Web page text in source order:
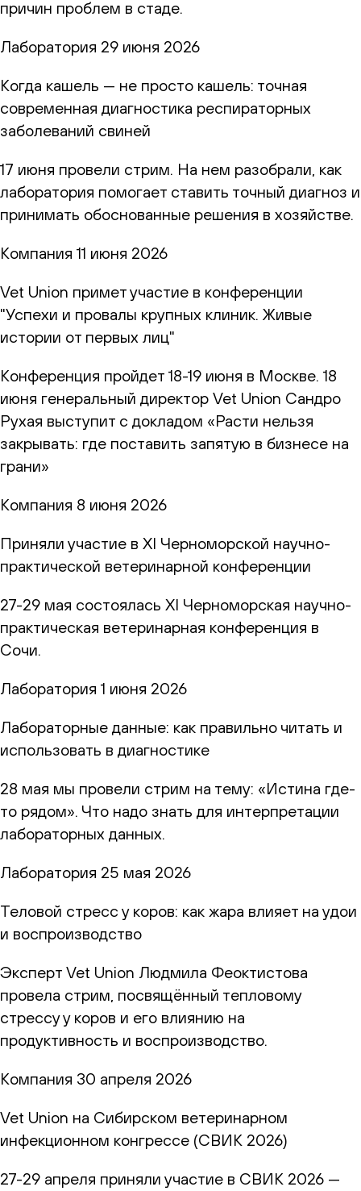
причин проблем в стаде.
Лаборатория 29 июня 2026
Когда кашель — не просто кашель: точная
современная диагностика респираторных
заболеваний свиней
17 июня провели стрим. На нем разобрали, как
лаборатория помогает ставить точный диагноз и
принимать обоснованные решения в хозяйстве.
Компания 11 июня 2026
Vet Union примет участие в конференции
"Успехи и провалы крупных клиник. Живые
истории от первых лиц"
Конференция пройдет 18-19 июня в Москве. 18
июня генеральный директор Vet Union Сандро
Рухая выступит с докладом «Расти нельзя
закрывать: где поставить запятую в бизнесе на
грани»
Компания 8 июня 2026
Приняли участие в XI Черноморской научно-
практической ветеринарной конференции
27-29 мая состоялась XI Черноморская научно-
практическая ветеринарная конференция в
Сочи.
Лаборатория 1 июня 2026
Лабораторные данные: как правильно читать и
использовать в диагностике
28 мая мы провели стрим на тему: «Истина где-
то рядом». Что надо знать для интерпретации
лабораторных данных.
Лаборатория 25 мая 2026
Теловой стресс у коров: как жара влияет на удои
и воспроизводство
Эксперт Vet Union Людмила Феоктистова
провела стрим, посвящённый тепловому
стрессу у коров и его влиянию на
продуктивность и воспроизводство.
Компания 30 апреля 2026
Vet Union на Сибирском ветеринарном
инфекционном конгрессе (СВИК 2026)
27-29 апреля приняли участие в СВИК 2026 —